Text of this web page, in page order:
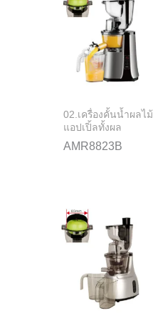
02.เครื่องคั้นน้ำผลไม้
แอปเปิ้ลทั้งผล
AMR8823B